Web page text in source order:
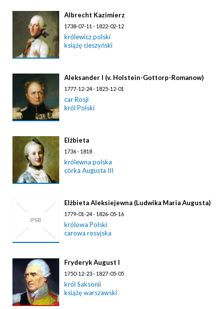
Albrecht Kazimierz
1738-07-11 - 1822-02-12
królewicz polski
książę cieszyński
Aleksander I (v. Holstein-Gottorp-Romanow)
1777-12-24 - 1825-12-01
car Rosji
król Polski
Elżbieta
1736 - 1818
królewna polska
córka Augusta III
Elżbieta Aleksiejewna (Ludwika Maria Augusta)
1779-01-24 - 1826-05-16
królowa Polski
carowa rosyjska
Fryderyk August I
1750-12-23 - 1827-05-05
król Saksonii
książę warszawski